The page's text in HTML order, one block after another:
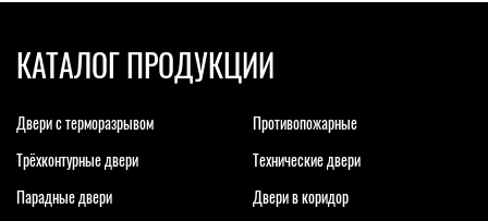
КАТАЛОГ ПРОДУКЦИИ
Двери с терморазрывом
Противопожарные
Трёхконтурные двери
Технические двери
Парадные двери
Двери в коридор